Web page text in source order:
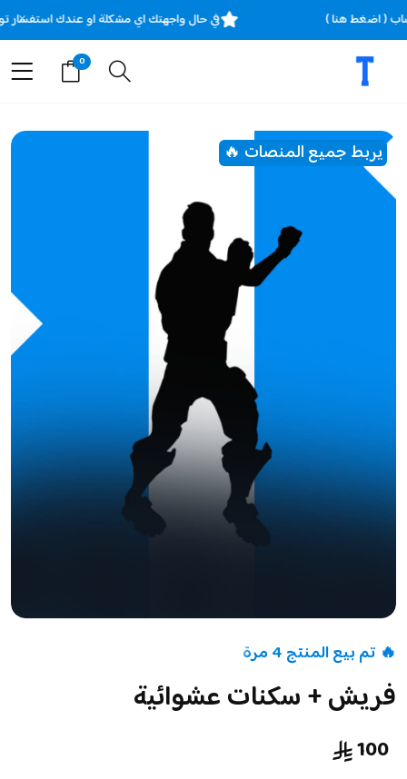
× في حال واجهتك اي مشكلة او عندك ( اضغط هنا )
0
يربط جميع المنصات 🔥
🔥 تم بيع المنتج 4 مرة
فريش + سكنات عشوائية
100